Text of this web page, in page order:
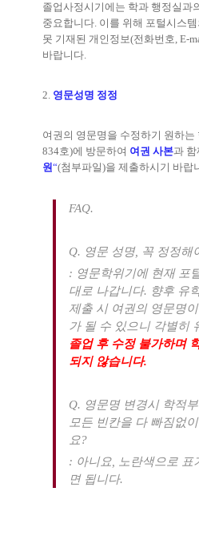
졸업사정시기에는 학과 행정실과
중요합니다. 이를 위해 포털시스
못 기재된 개인정보(전화번호, E-
바랍니다.
2. 영문성명 정정
여권의 영문명을 수정하기 원하는
834호)에 방문하여 여권 사본과 함
원“(첨부파일)을 제출하시기 바랍
FAQ.
Q. 영문 성명, 꼭 정정해
: 영문학위기에 현재 포
대로 나갑니다. 향후 유
제출 시 여권의 영문명
가 될 수 있으니 각별히
졸업 후 수정 불가하며
되지 않습니다.
Q. 영문명 변경시 학적
모든 빈칸을 다 빠짐없
요?
: 아니요, 노란색으로 표
면 됩니다.